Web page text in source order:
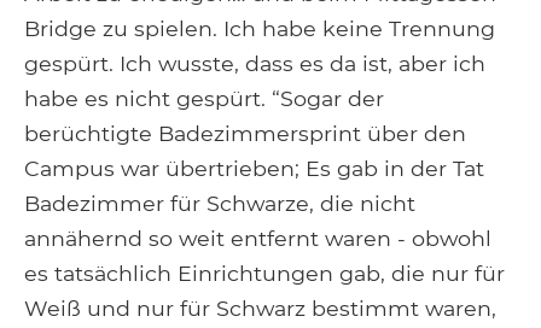
Bridge zu spielen. Ich habe keine Trennung
gespürt. Ich wusste, dass es da ist, aber ich
habe es nicht gespürt. “Sogar der
berüchtigte Badezimmersprint über den
Campus war übertrieben; Es gab in der Tat
Badezimmer für Schwarze, die nicht
annähernd so weit entfernt waren - obwohl
es tatsächlich Einrichtungen gab, die nur für
Weiß und nur für Schwarz bestimmt waren,